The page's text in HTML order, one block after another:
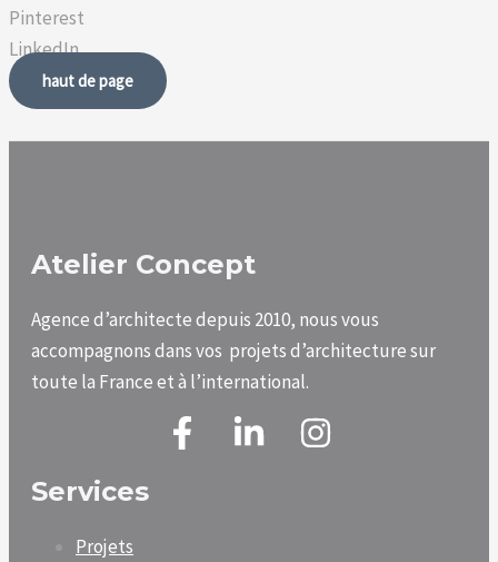
Pinterest
LinkedIn
haut de page
Atelier Concept
Agence d’architecte depuis 2010, nous vous
accompagnons dans vos projets d’architecture sur
toute la France et à l’international.
Services
Projets